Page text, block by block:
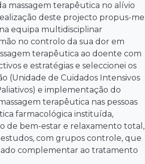
massagem terapêutica no alívio
deste projecto propus-me
equipa multidisciplinar
no controlo da sua dor em
terapêutica ao doente com
e estratégias e seleccionei os
(Unidade de Cuidados Intensivos
e implementação do
terapêutica nas pessoas
farmacológica instituída,
de bem-estar e relaxamento total,
com grupos controle, que
complementar ao tratamento